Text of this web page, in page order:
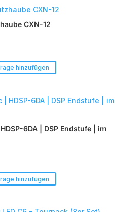
CXN-12
hinzufügen
6DA | DSP Endstufe | im
hinzufügen